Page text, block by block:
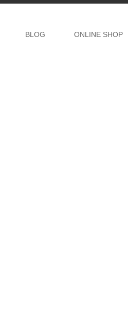
BLOG ONLINE SHOP